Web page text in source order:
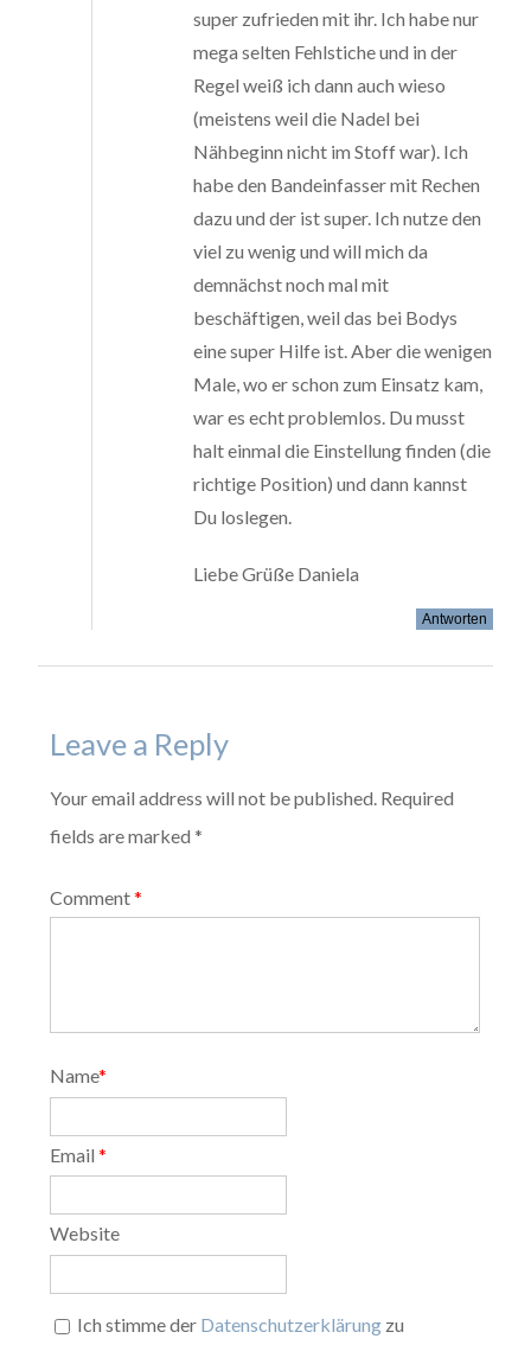
super zufrieden mit ihr. Ich habe nur
mega selten Fehlstiche und in der
Regel weiß ich dann auch wieso
(meistens weil die Nadel bei
Nähbeginn nicht im Stoff war). Ich
habe den Bandeinfasser mit Rechen
dazu und der ist super. Ich nutze den
viel zu wenig und will mich da
demnächst noch mal mit
beschäftigen, weil das bei Bodys
eine super Hilfe ist. Aber die wenigen
Male, wo er schon zum Einsatz kam,
war es echt problemlos. Du musst
halt einmal die Einstellung finden (die
richtige Position) und dann kannst
Du loslegen.
Liebe Grüße Daniela
Antworten
Leave a Reply
Your email address will not be published. Required
fields are marked *
Comment*
Name*
Email*
Website
Ich stimme der Datenschutzerklärung zu